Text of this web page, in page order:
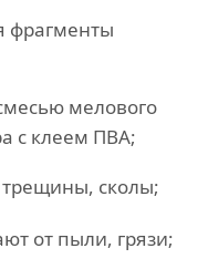
фрагменты
мелового
с клеем ПВА;
сколы;
от пыли, грязи;